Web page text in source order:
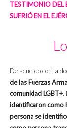
TESTIMONIO DEL
SUFRIÓ EN EL
De acuerdo con la
de las Fuerzas
comunidad LGBT+.
identificaron como
persona se